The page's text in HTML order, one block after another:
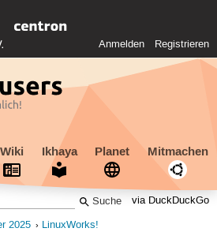
Anmelden Registrieren
Wiki Ikhaya Planet Mitmachen
via DuckDuckGo
2025 LinuxWorks!